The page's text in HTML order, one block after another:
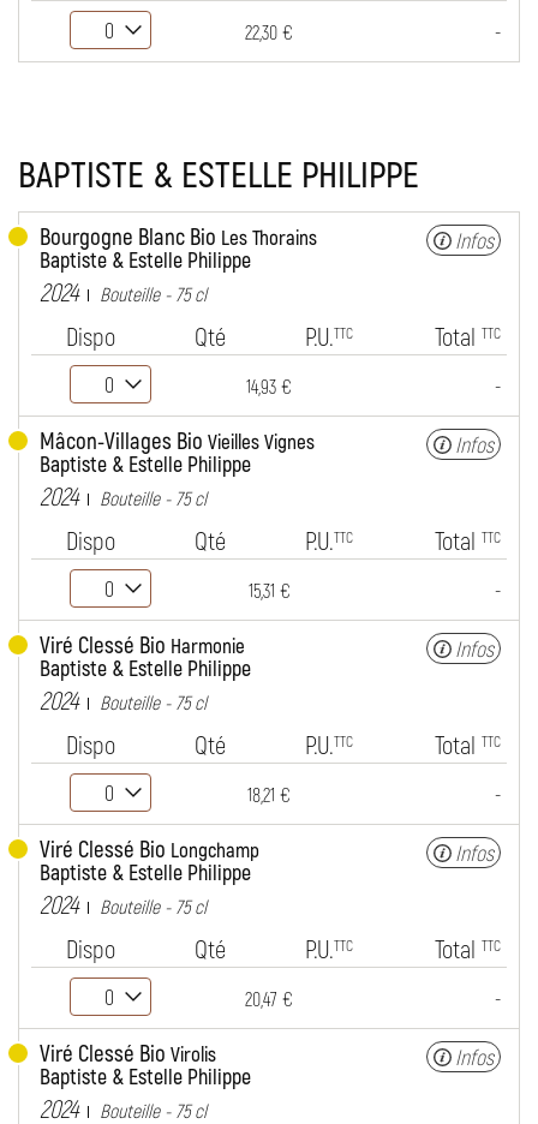
22,30 € -
BAPTISTE & ESTELLE PHILIPPE
Bourgogne Blanc Bio Les Thorains
Baptiste & Estelle Philippe
2024 Bouteille - 75 cl
Infos
Dispo Qté P.U.TTC Total TTC
14,93 € -
Mâcon-Villages Bio Vieilles Vignes
Baptiste & Estelle Philippe
2024 Bouteille - 75 cl
Infos
Dispo Qté P.U.TTC Total TTC
15,31 € -
Viré Clessé Bio Harmonie
Baptiste & Estelle Philippe
2024 Bouteille - 75 cl
Infos
Dispo Qté P.U.TTC Total TTC
18,21 € -
Viré Clessé Bio Longchamp
Baptiste & Estelle Philippe
2024 Bouteille - 75 cl
Infos
Dispo Qté P.U.TTC Total TTC
20,47 € -
Viré Clessé Bio Virolis
Baptiste & Estelle Philippe
2024 Bouteille - 75 cl
Infos